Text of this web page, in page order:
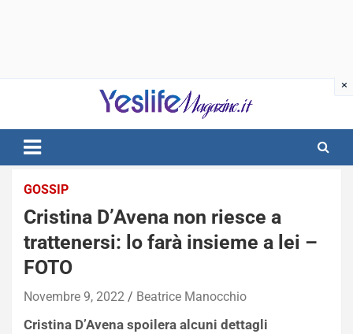
notizie di intrattenimento
GOSSIP
Cristina D’Avena non riesce a
trattenersi: lo farà insieme a lei –
FOTO
Novembre 9, 2022 Beatrice Manocchio
Cristina D’Avena spoilera alcuni dettagli